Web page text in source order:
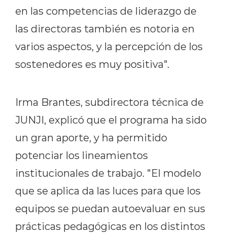
en las competencias de liderazgo de
las directoras también es notoria en
varios aspectos, y la percepción de los
sostenedores es muy positiva".
Irma Brantes, subdirectora técnica de
JUNJI, explicó que el programa ha sido
un gran aporte, y ha permitido
potenciar los lineamientos
institucionales de trabajo. "El modelo
que se aplica da las luces para que los
equipos se puedan autoevaluar en sus
prácticas pedagógicas en los distintos